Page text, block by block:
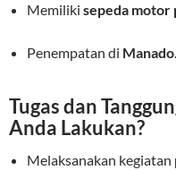
Memiliki sepeda motor
Penempatan di Manado.
Tugas dan
Anda Lakukan?
Melaksanakan kegiatan